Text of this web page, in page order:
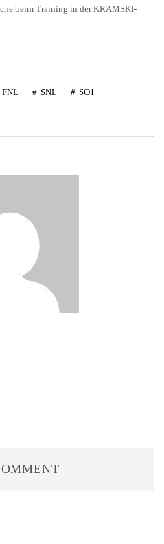
beim Training in der KRAMSKI-
FNL SNL SO1